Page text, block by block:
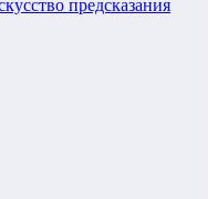
предсказания